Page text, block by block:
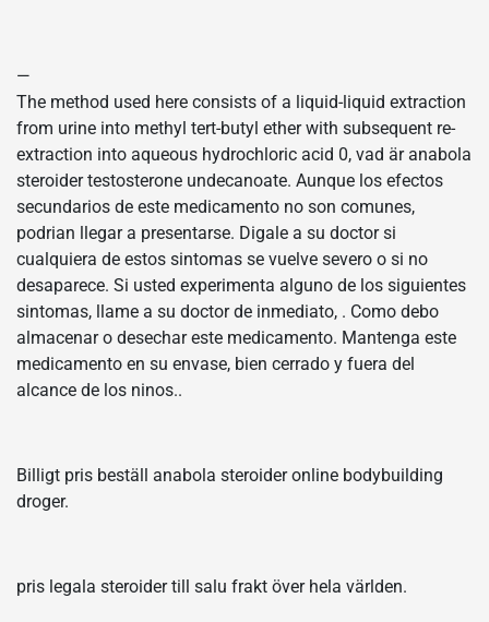
—
The method used here consists of a liquid-liquid extraction
from urine into methyl tert-butyl ether with subsequent re-
extraction into aqueous hydrochloric acid 0, vad är anabola
steroider testosterone undecanoate. Aunque los efectos
secundarios de este medicamento no son comunes,
podrian llegar a presentarse. Digale a su doctor si
cualquiera de estos sintomas se vuelve severo o si no
desaparece. Si usted experimenta alguno de los siguientes
sintomas, llame a su doctor de inmediato, . Como debo
almacenar o desechar este medicamento. Mantenga este
medicamento en su envase, bien cerrado y fuera del
alcance de los ninos..
Billigt pris beställ anabola steroider online bodybuilding
droger.
pris legala steroider till salu frakt över hela världen.